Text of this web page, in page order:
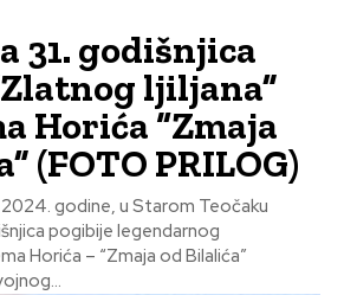
31. godišnjica
ljiljana”
Horića “Zmaja
(FOTO PRILOG)
godine, u Starom Teočaku
pogibije legendarnog
Horića – “Zmaja od Bilalića”